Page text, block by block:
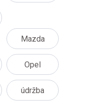
Mazda
Opel
údržba